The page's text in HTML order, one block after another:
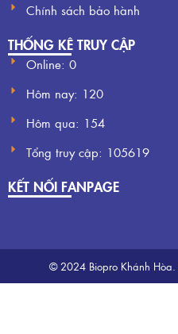
Chính sách bảo hành
THỐNG KÊ TRUY CẬP
Online: 0
Hôm nay: 120
Hôm qua: 154
Tổng truy cập: 105619
KẾT NỐI FANPAGE
© 2024 Biopro Khánh Hòa.